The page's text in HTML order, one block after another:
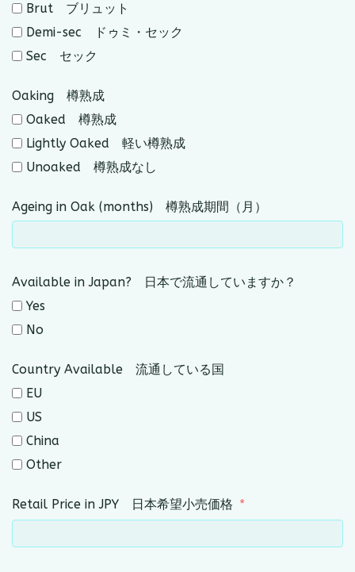
Brut ブリュット
Demi-sec ドゥミ・セック
Sec セック
Oaking 樽熟成
Oaked 樽熟成
Lightly Oaked 軽い樽熟成
Unoaked 樽熟成なし
Ageing in Oak (months) 樽熟成期間（月）
Available in Japan? 日本で流通していますか？
Yes
No
Country Available 流通している国
EU
US
China
Other
Retail Price in JPY 日本希望小売価格